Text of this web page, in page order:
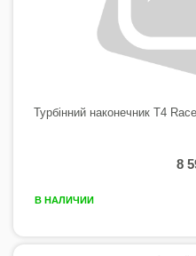
Турбінний наконечник T4
8
В НАЛИЧИИ